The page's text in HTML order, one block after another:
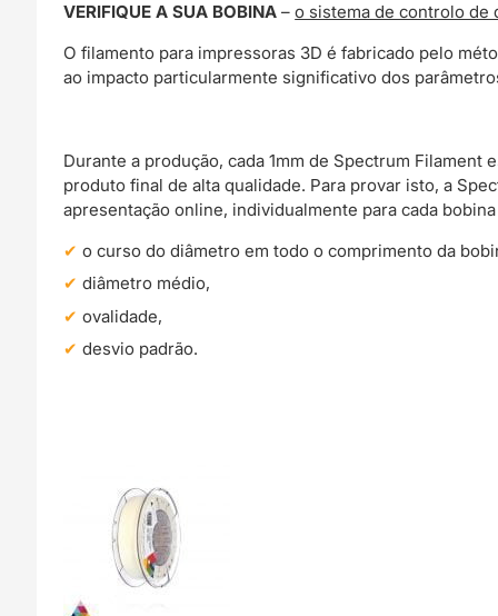
VERIFIQUE A SUA BOBINA–o sistema de controlo de
O filamento para impressoras 3D é fabricado pelo
ao impacto particularmente significativo dos
Durante a produção, cada 1mm de Spectrum
produto final de alta qualidade. Para provar isto, a
apresentação online, individualmente para cada
o curso do diâmetro em todo o comprimento da
diâmetro médio,
ovalidade,
desvio padrão.